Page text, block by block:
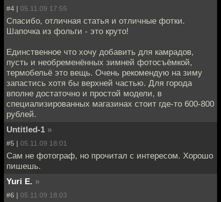
#4 | 05.11.09 17:55
Спасибо, отличная статья и отличные фотки.
Шапочка из фольги - это круто!
Единственное что хочу добавить для камрадов,
пусть и необременённых зимней фотосъёмкой,
термобельё это вещь. Очень рекомендую на зиму
запастись хотя бы верхней частью. Для города
вполне достаточно и простой модели, в
специализированных магазинах стоит где-то 600-800
рублей.
Untitled-1 »
#5 | 05.11.09 18:01
Сам не фотограф, но прочитал с интересом. Хорошо
пишешь.
Yuri E. »
#6 | 05.11.09 18:03